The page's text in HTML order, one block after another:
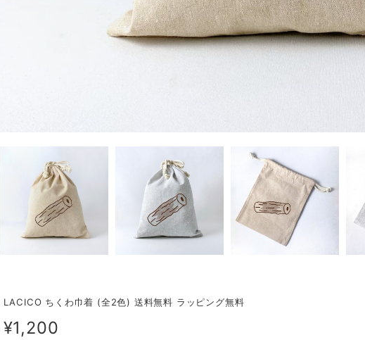
LACICO ちくわ巾着 (全2色) 送料無料 ラッピング無料
¥1,200